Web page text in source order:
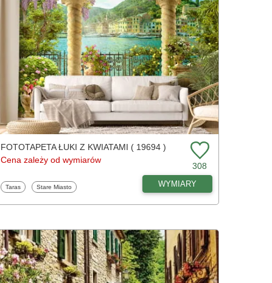
FOTOTAPETA ŁUKI Z KWIATAMI ( 19694 )
Cena zależy od wymiarów
308
Fototapety
Taras Fototapety
Stare Miasto WYMIARY